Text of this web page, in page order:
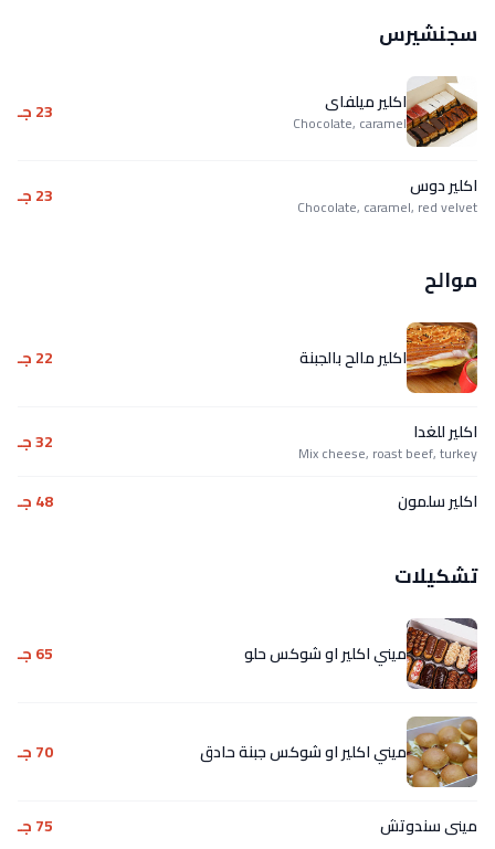
سجنشيرس
اكلير ميلفاى
Chocolate, caramel 23 جـ
اكلير دوس
Chocolate, caramel, red velvet 23 جـ
موالح
اكلير مالح بالجبنة 22 جـ
اكلير للغدا
Mix cheese, roast beef, turkey 32 جـ
اكلير سلمون 48 جـ
تشكيلات
ميني اكلير او شوكس حلو 65 جـ
ميني اكلير او شوكس جبنة حادق 70 جـ
مينى سندوتش 75 جـ